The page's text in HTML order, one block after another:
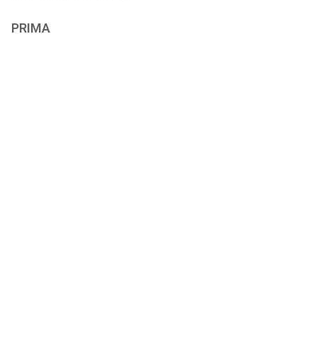
PRIMA